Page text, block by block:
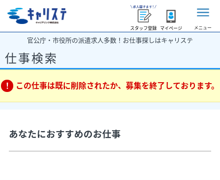
スタッフ登録 マイページ メニュー
官公庁・市役所の派遣求人多数！お仕事探しはキャリステ
仕事検索
この仕事は既に削除されたか、募集を終了しております。
あなたにおすすめのお仕事